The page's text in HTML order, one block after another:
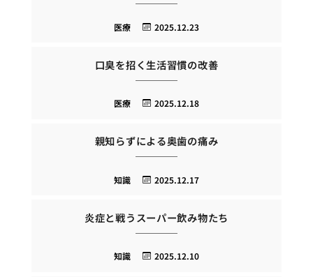
2025.12.23
医療
口臭を招く生活習慣の改善
2025.12.18
医療
親知らずによる奥歯の痛み
2025.12.17
知識
炎症と戦うスーパー飲み物たち
2025.12.10
知識